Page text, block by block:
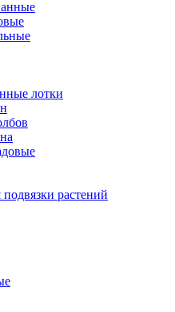
лотки
растений